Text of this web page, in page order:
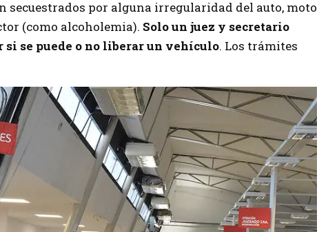
secuestrados por alguna irregularidad del auto, moto
(como alcoholemia). Solo un juez y secretario
se puede o no liberar un vehículo. Los trámites